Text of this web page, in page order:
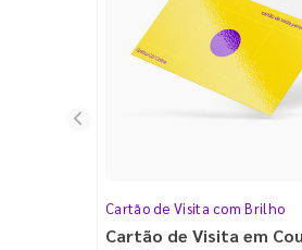
Cartão de Visita com Brilho
Cartão de Visita em